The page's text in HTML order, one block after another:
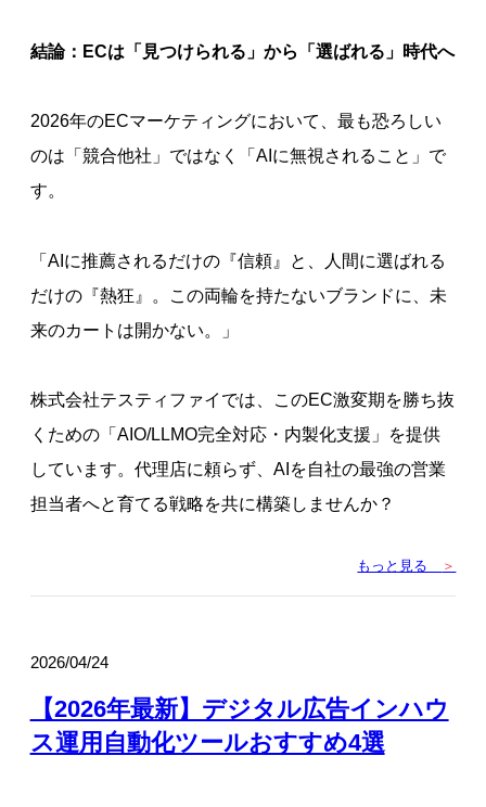
結論：ECは「見つけられる」から「選ばれる」時代へ
2026年のECマーケティングにおいて、最も恐ろしい
のは「競合他社」ではなく「AIに無視されること」で
す。
「AIに推薦されるだけの『信頼』と、人間に選ばれる
だけの『熱狂』。この両輪を持たないブランドに、未
来のカートは開かない。」
株式会社テスティファイでは、このEC激変期を勝ち抜
くための「AIO/LLMO完全対応・内製化支援」を提供
しています。代理店に頼らず、AIを自社の最強の営業
担当者へと育てる戦略を共に構築しませんか？
もっと見る ＞
2026/04/24
【2026年最新】デジタル広告インハウ
ス運用自動化ツールおすすめ4選